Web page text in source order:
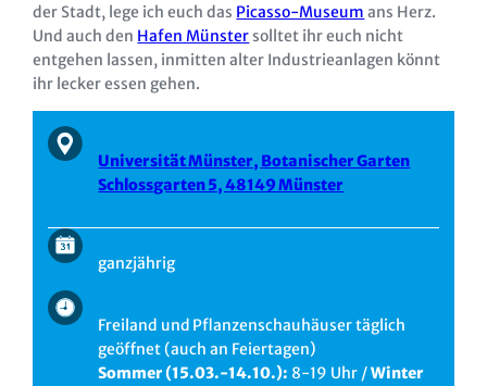
der Stadt, lege ich euch das Picasso-Museum ans Herz.
Und auch den Hafen Münstersolltet ihr euch nicht
entgehen lassen, inmitten alter Industrieanlagen könnt
ihr lecker essen gehen.
Universität Münster, Botanischer Garten
Schlossgarten 5, 48149 Münster
ganzjährig
Freiland und Pflanzenschauhäuser täglich
geöffnet (auch an Feiertagen)
Sommer (15.03.-14.10.): 8-19 Uhr /Winter